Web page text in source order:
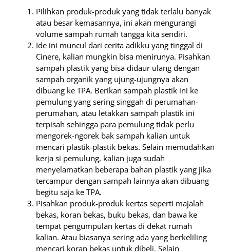
Pilihkan produk-produk yang tidak terlalu banyak
atau besar kemasannya, ini akan mengurangi
volume sampah rumah tangga kita sendiri.
Ide ini muncul dari cerita adikku yang tinggal di
Cinere, kalian mungkin bisa menirunya. Pisahkan
sampah plastik yang bisa didaur ulang dengan
sampah organik yang ujung-ujungnya akan
dibuang ke TPA. Berikan sampah plastik ini ke
pemulung yang sering singgah di perumahan-
perumahan, atau letakkan sampah plastik ini
terpisah sehingga para pemulung tidak perlu
mengorek-ngorek bak sampah kalian untuk
mencari plastik-plastik bekas. Selain memudahkan
kerja si pemulung, kalian juga sudah
menyelamatkan beberapa bahan plastik yang jika
tercampur dengan sampah lainnya akan dibuang
begitu saja ke TPA.
Pisahkan produk-produk kertas seperti majalah
bekas, koran bekas, buku bekas, dan bawa ke
tempat pengumpulan kertas di dekat rumah
kalian. Atau biasanya sering ada yang berkeliling
mencari koran bekas untuk dibeli. Selain